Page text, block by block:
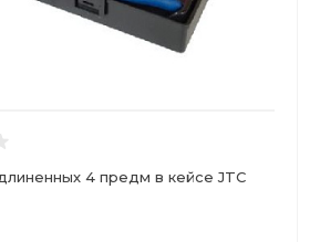
4 предм в кейсе JTC